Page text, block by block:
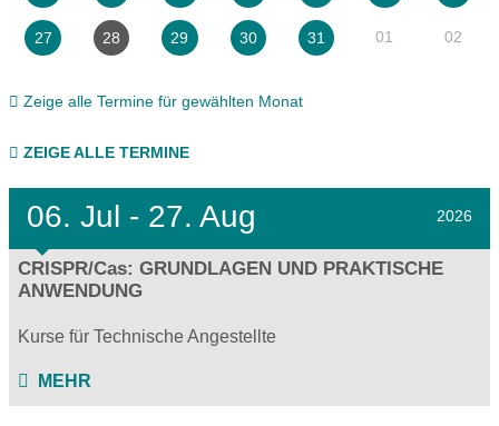
27 28 29 30 31 01 02
Zeige alle Termine für gewählten Monat
ZEIGE ALLE TERMINE
06. Jul - 27. Aug 2026
CRISPR/Cas: GRUNDLAGEN UND PRAKTISCHE
ANWENDUNG
Kurse für Technische Angestellte
MEHR